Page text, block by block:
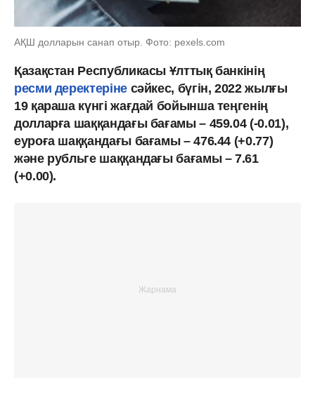
АҚШ долларын санап отыр. Фото: pexels.com
Қазақстан Республикасы Ұлттық банкінің
ресми деректерінесәйкес, бүгін, 2022 жылғы
19 қараша күнгі жағдай бойынша теңгенің
долларға шаққандағы бағамы – 459.04 (-0.01),
еуроға шаққандағы бағамы – 476.44 (+0.77)
және рубльге шаққандағы бағамы – 7.61
(+0.00).